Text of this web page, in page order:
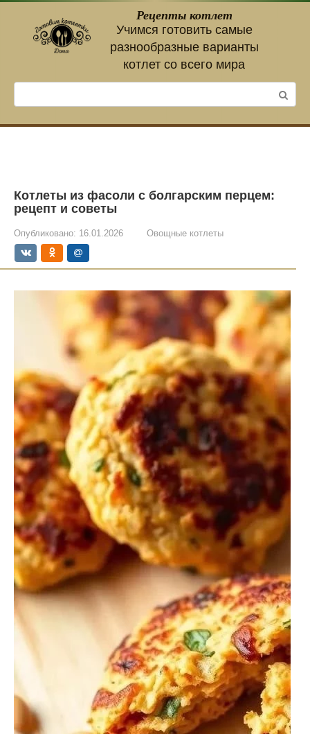
контенту
Рецепты котлет
Учимся готовить самые
разнообразные варианты
котлет со всего мира
Котлеты из фасоли с болгарским перцем:
рецепт и советы
Опубликовано: 16.01.2026 Овощные котлеты